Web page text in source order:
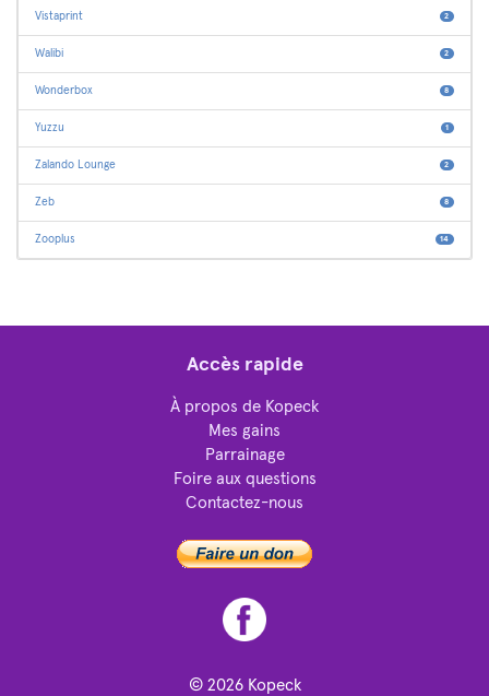
Vistaprint 2
Walibi 2
Wonderbox 8
Yuzzu 1
Zalando Lounge 2
Zeb 8
Zooplus 14
Accès rapide
À propos de Kopeck
Mes gains
Parrainage
Foire aux questions
Contactez-nous
© 2026 Kopeck